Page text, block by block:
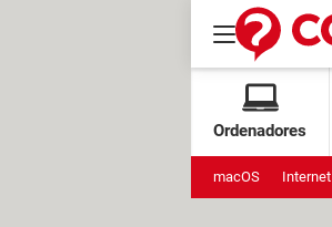
Ordenadores
macOS Internet